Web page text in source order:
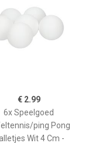
€ 2.99
6x Speelgoed
ping Pong
Wit 4 Cm -